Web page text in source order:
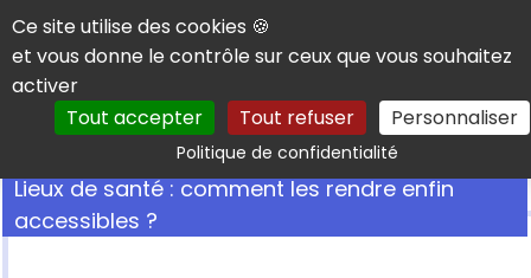
Panneau de gestion des cookies
Ce site utilise des cookies 🍪
et vous donne le contrôle sur ceux que vous souhaitez
activer
Tout accepter
Tout refuser Personnaliser
Politique de confidentialitéRechercher
Lieux de santé : comment les rendre enfin
accessibles ?